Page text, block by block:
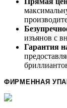
изъянов с
Гарантия
ФИРМЕННАЯ